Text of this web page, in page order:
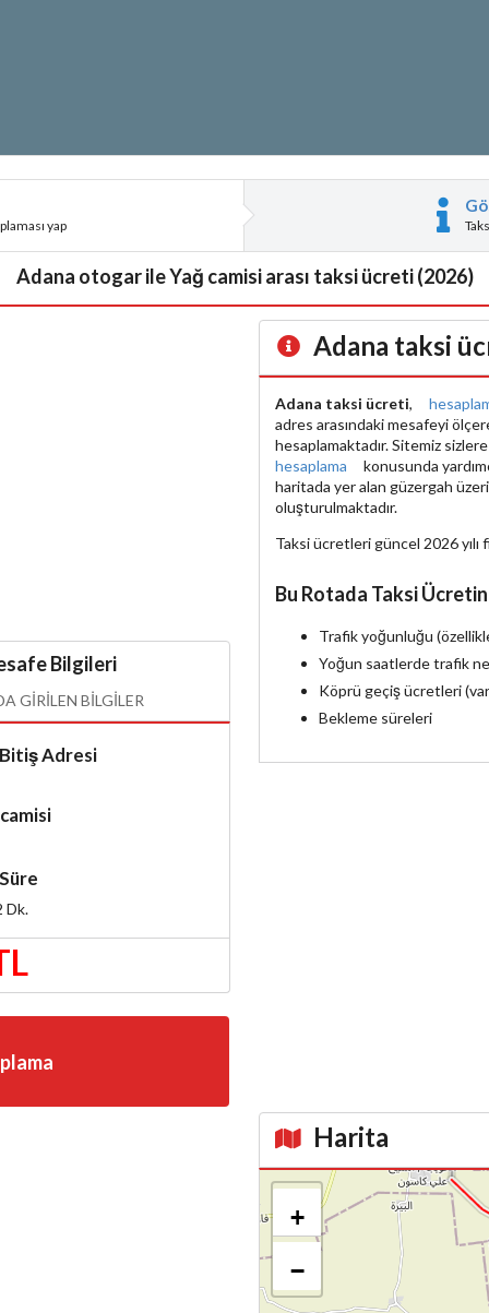
yap
Adana otogar ile Yağ camisi arası taksi ücreti (2026)
Bilgileri
GIRILEN BILGILER
Bitiş Adresi
Süre
Dk.
Adana taksi
Adana taksi ücreti,
adres arasındaki mesafeyi
hesaplamaktadır. Sitemiz
hesaplama
konusunda
haritada yer alan güzergah
oluşturulmaktadır.
Taksi ücretleri güncel 2026 yılı
Bu Rotada Taksi
Trafik yoğunluğu
Yoğun saatlerde trafik
Köprü geçiş ücretleri
Bekleme süreleri
Harita
Kroki
+
−